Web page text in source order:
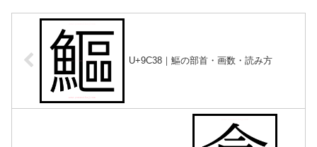
U+9C38｜鰸の部首・画数・読み方